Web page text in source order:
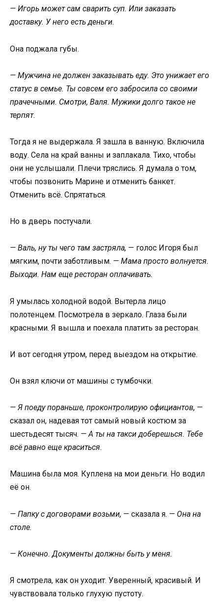
— Игорь может сам сварить суп. Или заказать
доставку. У него есть деньги.
Она поджала губы.
— Мужчина не должен заказывать еду. Это унижает его
статус в семье. Ты совсем его забросила со своими
прачечными. Смотри, Валя. Мужики долго такое не
терпят.
Тогда я не выдержала. Я зашла в ванную. Включила
воду. Села на край ванны и заплакала. Тихо, чтобы
они не услышали. Плечи тряслись. Я думала о том,
чтобы позвонить Марине и отменить банкет.
Отменить всё. Спрятаться.
Но в дверь постучали.
— Валь, ну ты чего там застряла, — голос Игоря был
мягким, почти заботливым. — Мама просто волнуется.
Выходи. Нам еще ресторан оплачивать.
Я умылась холодной водой. Вытерла лицо
полотенцем. Посмотрела в зеркало. Глаза были
красными. Я вышла и поехала платить за ресторан.
И вот сегодня утром, перед выездом на открытие.
Он взял ключи от машины с тумбочки.
— Я поеду пораньше, проконтролирую официантов, —
сказал он, надевая тот самый новый костюм за
шестьдесят тысяч. — А ты на такси доберешься. Тебе
всё равно еще краситься.
Машина была моя. Куплена на мои деньги. Но водил
её он.
— Папку с договорами возьми, — сказала я. — Она на
столе.
— Конечно. Документы должны быть у меня.
Я смотрела, как он уходит. Уверенный, красивый. И
чувствовала только глухую пустоту.